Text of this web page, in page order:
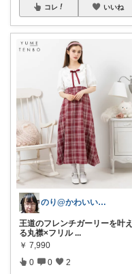
コレ いいね
のり@かわいいもの好き
王道のフレンチガーリーを叶え
る丸襟×フリル ...
￥ 7,990
0 0 2